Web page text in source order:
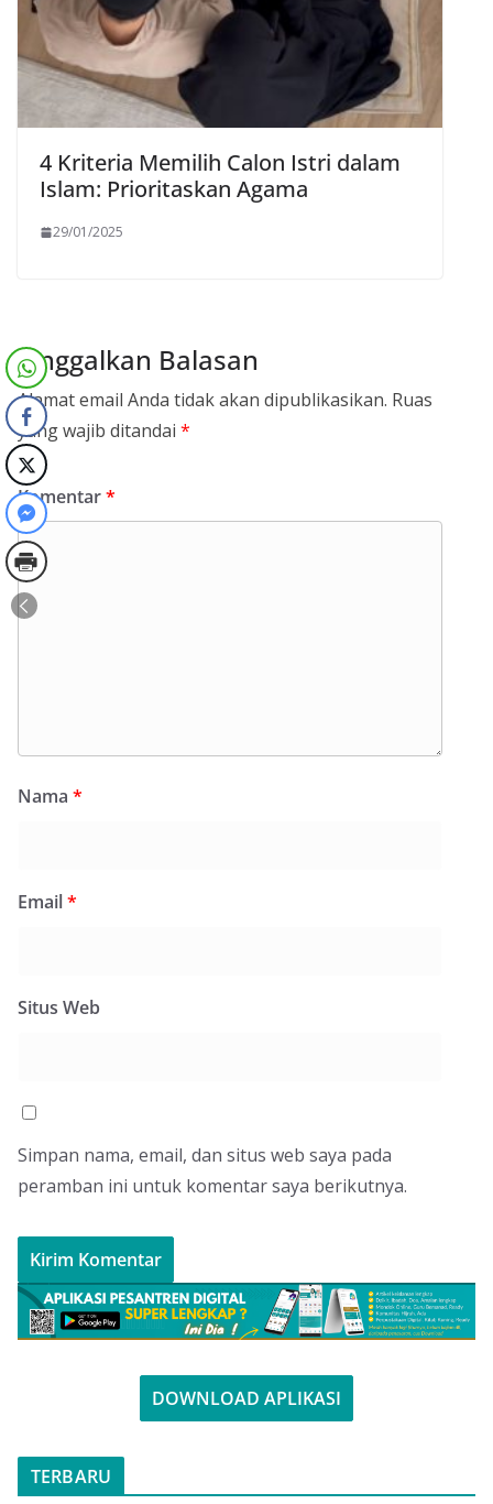
4 Kriteria Memilih Calon Istri dalam
Islam: Prioritaskan Agama
29/01/2025
Tinggalkan Balasan
Alamat email Anda tidak akan dipublikasikan. Ruas
yang wajib ditandai *
Komentar*
Nama *
Email*
Situs Web
Simpan nama, email, dan situs web saya pada
peramban ini untuk komentar saya berikutnya.
DOWNLOAD APLIKASI
TERBARU